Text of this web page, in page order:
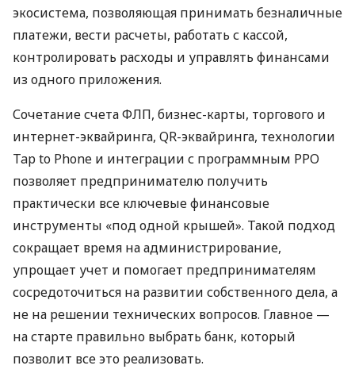
экосистема, позволяющая принимать безналичные
платежи, вести расчеты, работать с кассой,
контролировать расходы и управлять финансами
из одного приложения.
Сочетание счета ФЛП, бизнес-карты, торгового и
интернет-эквайринга, QR-эквайринга, технологии
Tap to Phone и интеграции с программным РРО
позволяет предпринимателю получить
практически все ключевые финансовые
инструменты «под одной крышей». Такой подход
сокращает время на администрирование,
упрощает учет и помогает предпринимателям
сосредоточиться на развитии собственного дела, а
не на решении технических вопросов. Главное —
на старте правильно выбрать банк, который
позволит все это реализовать.